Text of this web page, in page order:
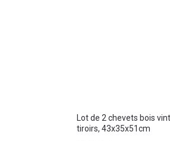
Lot de 2 chevets bois
tiroirs, 43x35x51cm